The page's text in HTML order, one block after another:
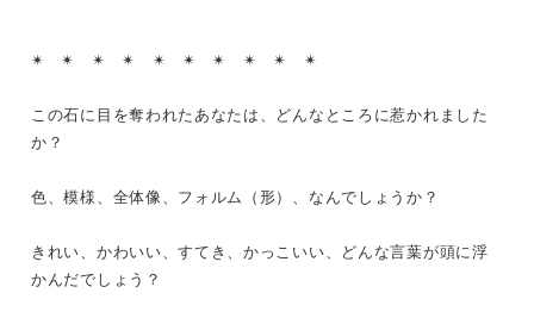
✴︎ ✴︎ ✴︎ ✴︎ ✴︎ ✴︎ ✴︎ ✴︎ ✴︎ ✴︎
この石に目を奪われたあなたは、どんなところに惹かれました
か？
色、模様、全体像、フォルム（形）、なんでしょうか？
きれい、かわいい、すてき、かっこいい、どんな言葉が頭に浮
かんだでしょう？